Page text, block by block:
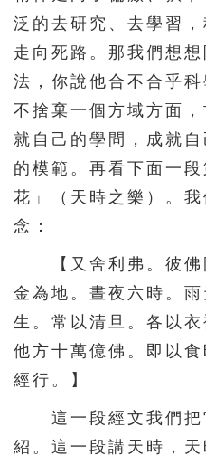
泛的去研究、去學習
走向死路。那我們想
法，你說他合不合乎
不捨棄一個方域方面
就自己的學問，成就
的模範。再看下面一
花」（天時之樂）。
念：
【又舍利弗。彼佛
金為地。晝夜六時。
生。常以清旦。各以
他方十萬億佛。即以
經行。】
這一段經文我們把
紹。這一段講天時，